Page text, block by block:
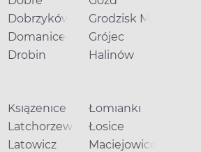
Dobrzyków
Domanice-Kolonia
Drobin
Grodzisk
Grójec
Halinów
Książenice
Latchorzew
Latowicz
Łomianki
Łosice
Maciejowice